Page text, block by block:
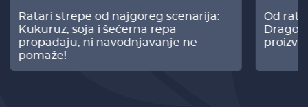
Ratari strepe od najgoreg scenarija:
Kukuruz, soja i šećerna repa
propadaju, ni navodnjavanje ne
pomaže!
Od